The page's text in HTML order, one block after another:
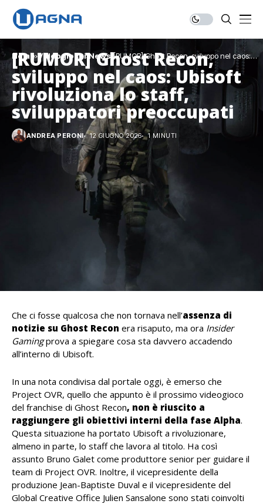
Home Videogiochi News [RUMOR] Ghost Recon, sviluppo nel caos:
Ubisoft rivoluziona lo staff, sviluppatori
preoccupati
[RUMOR] Ghost Recon,
sviluppo nel caos: Ubisoft
rivoluziona lo staff,
sviluppatori preoccupati
ANDREA PERONI 12 GIUGNO 2026 1 MINUTI
Che ci fosse qualcosa che non tornava nell’assenza di
notizie su Ghost Recon era risaputo, ma ora Insider
Gamingprova a spiegare cosa sta davvero accadendo
all’interno di Ubisoft.
In una nota condivisa dal portale oggi, è emerso che
Project OVR, quello che appunto è il prossimo videogioco
del franchise di Ghost Recon, non è riuscito a
raggiungere gli obiettivi interni della fase Alpha.
Questa situazione ha portato Ubisoft a rivoluzionare,
almeno in parte, lo staff che lavora al titolo. Ha così
assunto Bruno Galet come produttore senior per guidare il
team di Project OVR. Inoltre, il vicepresidente della
produzione Jean-Baptiste Duval e il vicepresidente del
Global Creative Office Julien Sansalone sono stati coinvolti